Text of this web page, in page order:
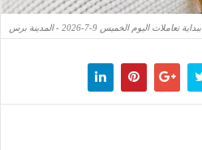
اليوم الخميس 9-7-2026 - المدينة برس